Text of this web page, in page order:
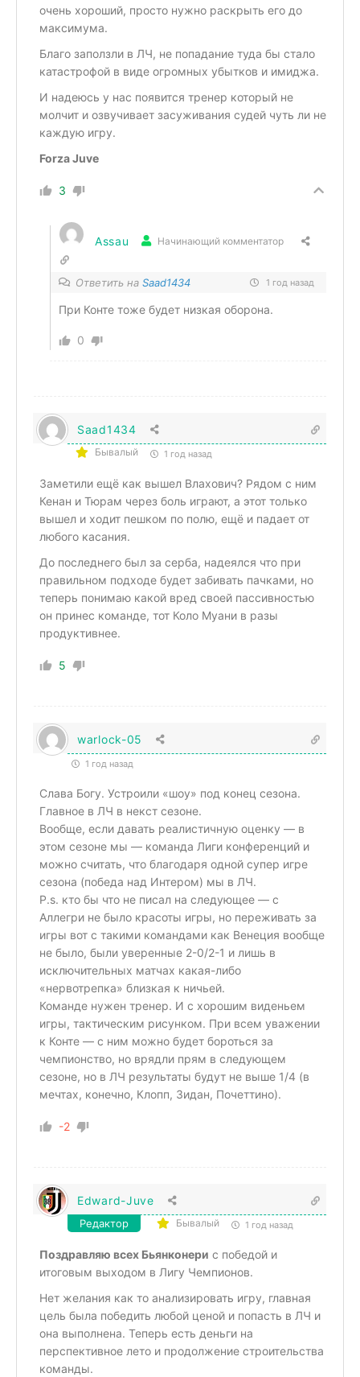
очень хороший, просто нужно раскрыть его до
максимума.
Благо заползли в ЛЧ, не попадание туда бы стало
катастрофой в виде огромных убытков и имиджа.
И надеюсь у нас появится тренер который не
молчит и озвучивает засуживания судей чуть ли не
каждую игру.
Forza Juve
3
Assau Начинающий комментатор
Ответить на Saad1434 1 год назад
При Конте тоже будет низкая оборона.
0
Saad1434
Бывалый 1 год назад
Заметили ещё как вышел Влахович? Рядом с ним
Кенан и Тюрам через боль играют, а этот только
вышел и ходит пешком по полю, ещё и падает от
любого касания.
До последнего был за серба, надеялся что при
правильном подходе будет забивать пачками, но
теперь понимаю какой вред своей пассивностью
он принес команде, тот Коло Муани в разы
продуктивнее.
5
warlock-05
1 год назад
Слава Богу. Устроили «шоу» под конец сезона.
Главное в ЛЧ в некст сезоне.
Вообще, если давать реалистичную оценку — в
этом сезоне мы — команда Лиги конференций и
можно считать, что благодаря одной супер игре
сезона (победа над Интером) мы в ЛЧ.
P.s. кто бы что не писал на следующее — с
Аллегри не было красоты игры, но переживать за
игры вот с такими командами как Венеция вообще
не было, были уверенные 2-0/2-1 и лишь в
исключительных матчах какая-либо
«нервотрепка» близкая к ничьей.
Команде нужен тренер. И с хорошим виденьем
игры, тактическим рисунком. При всем уважении
к Конте — с ним можно будет бороться за
чемпионство, но врядли прям в следующем
сезоне, но в ЛЧ результаты будут не выше 1/4 (в
мечтах, конечно, Клопп, Зидан, Почеттино).
-2
Edward-Juve
Редактор Бывалый 1 год назад
Поздравляю всех Бьянконери с победой и
итоговым выходом в Лигу Чемпионов.
Нет желания как то анализировать игру, главная
цель была победить любой ценой и попасть в ЛЧ и
она выполнена. Теперь есть деньги на
перспективное лето и продолжение строительства
команды.